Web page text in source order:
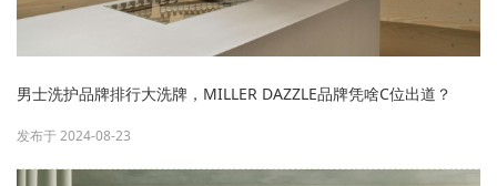
男士洗护品牌排行大洗牌，MILLER DAZZLE品牌凭啥C位出道？
发布于 2024-08-23